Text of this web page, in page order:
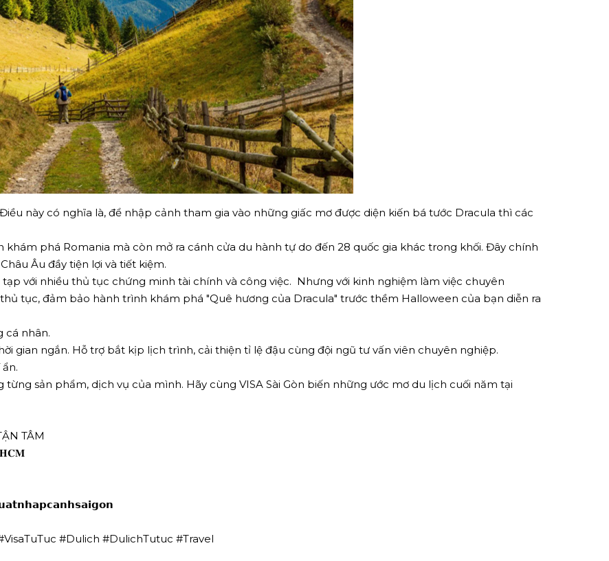
này có nghĩa là, để nhập cảnh tham gia vào những giấc mơ được diện kiến bá tước Dracula thì các
phá Romania mà còn mở ra cánh cửa du hành tự do đến 28 quốc gia khác trong khối. Đây chính
Âu đầy tiện lợi và tiết kiệm.
với nhiều thủ tục chứng minh tài chính và công việc. Nhưng với kinh nghiệm làm việc chuyên
thủ tục, đảm bảo hành trình khám phá "Quê hương của Dracula" trước thềm Halloween của bạn diễn ra
cá nhân.
gian ngắn. Hỗ trợ bắt kịp lịch trình, cải thiện tỉ lệ đậu cùng đội ngũ tư vấn viên chuyên nghiệp.
từng sản phẩm, dịch vụ của mình. Hãy cùng VISA Sài Gòn biến những ước mơ du lịch cuối năm tại
TÂM
#Dulich #DulichTutuc #Travel